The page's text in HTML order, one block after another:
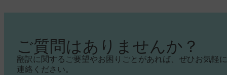
ご質問はありませんか？
翻訳に関するご要望やお困りごとがあれば、ぜひお気軽
連絡ください。